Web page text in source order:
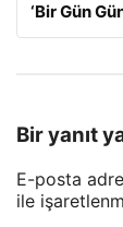
‘Bir Gün
Bir yanıt
E-posta
ile